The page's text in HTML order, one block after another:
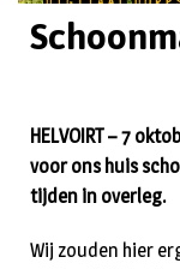
HELVOIRT – 7
voor ons huis
tijden in overleg.
Wij zouden hier